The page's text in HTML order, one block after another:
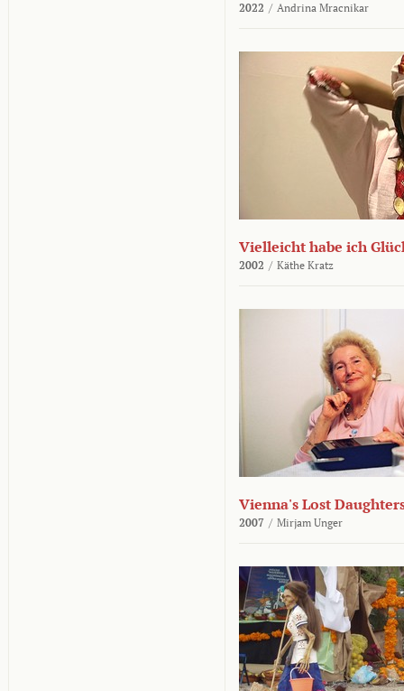
2022 / Andrina Mracnikar
Vielleicht habe ich
2002 / Käthe Kratz
Vienna's Lost
2007 / Mirjam Unger